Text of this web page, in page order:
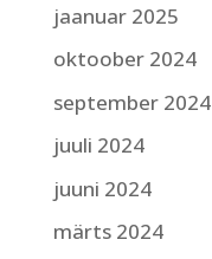
jaanuar 2025
oktoober 2024
september 2024
juuli 2024
juuni 2024
märts 2024